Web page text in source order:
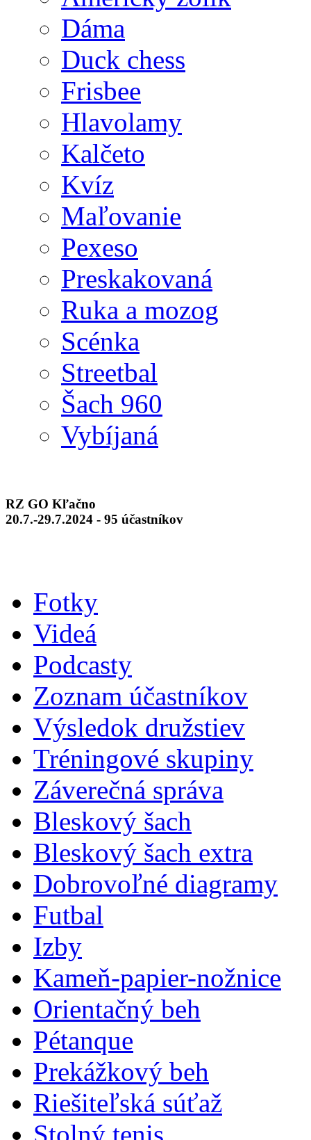
Dáma
Duck chess
Frisbee
Hlavolamy
Kalčeto
Kvíz
Maľovanie
Pexeso
Preskakovaná
Ruka a mozog
Scénka
Streetbal
Šach 960
Vybíjaná
RZ GO Kľačno
20.7.-29.7.2024 - 95 účastníkov
Fotky
Videá
Podcasty
Zoznam účastníkov
Výsledok družstiev
Tréningové skupiny
Záverečná správa
Bleskový šach
Bleskový šach extra
Dobrovoľné diagramy
Futbal
Izby
Kameň-papier-nožnice
Orientačný beh
Pétanque
Prekážkový beh
Riešiteľská súťaž